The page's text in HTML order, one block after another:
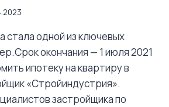
стала одной из ключевых
окончания — 1 июля 2021
ипотеку на квартиру в
«Стройиндустрия».
застройщика по